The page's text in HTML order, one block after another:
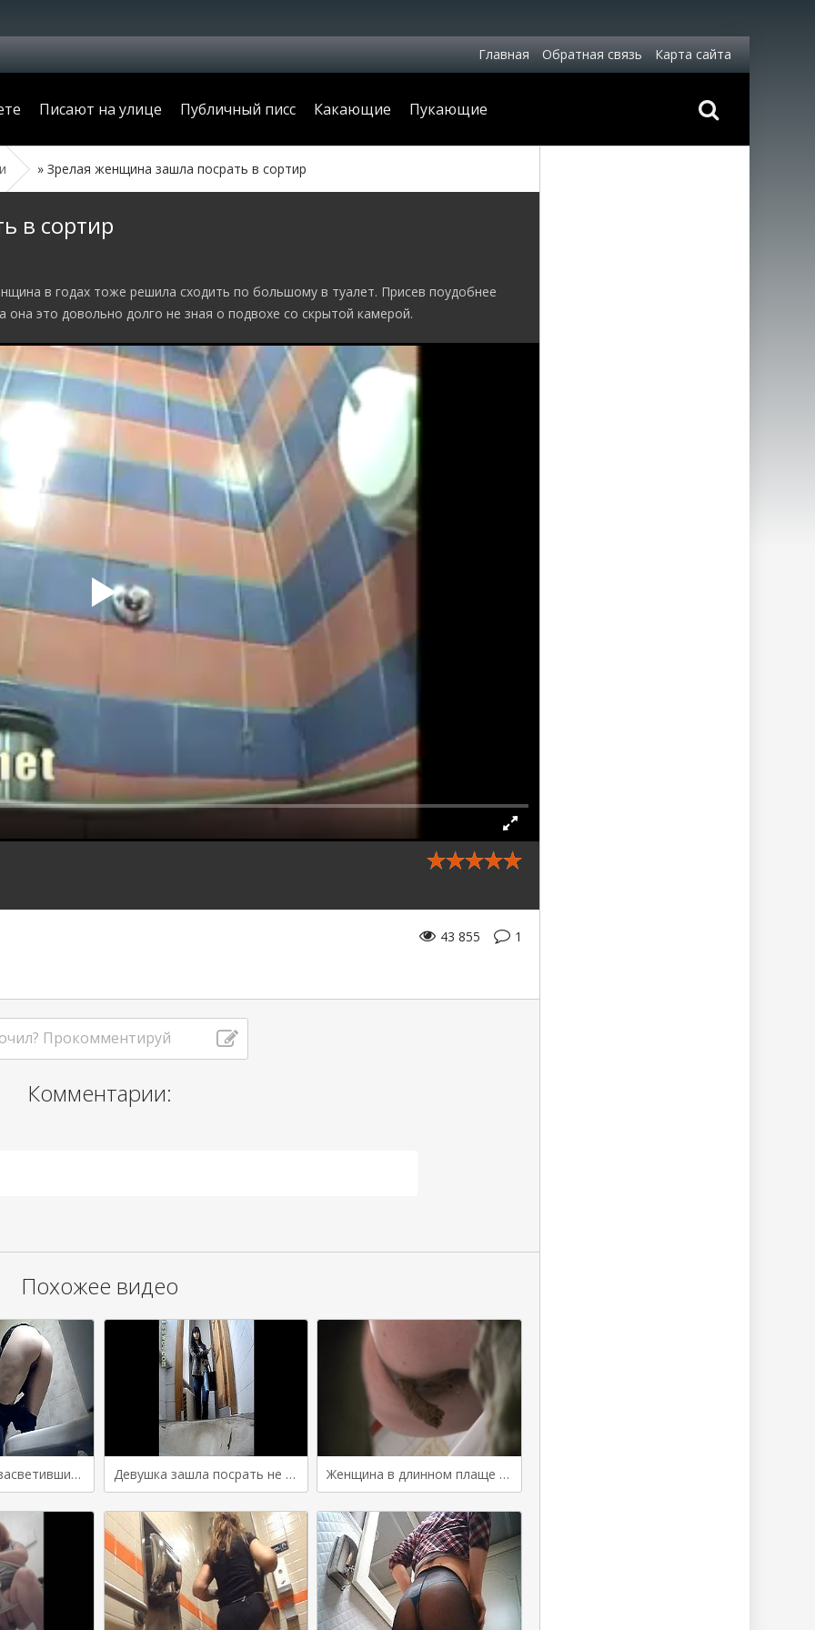
Главная Обратная связь Карта сайта
Писают на улице Публичный писс Какающие Пукающие
» Зрелая женщина зашла посрать в сортир
в сортир
в годах тоже решила сходить по большому в туалет. Присев поудобнее
она это довольно долго не зная о подвохе со скрытой камерой.
1
43 855
Прокомментируй
Комментарии:
Похожее видео
Зашла посрать засветившись на две камеры Девушка зашла посрать не зная что в туалете стоит скрытая камера Женщина в длинном плаще какает в туалете